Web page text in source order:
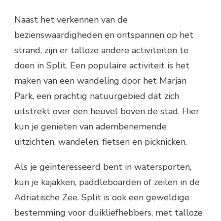
Naast het verkennen van de
bezienswaardigheden en ontspannen op het
strand, zijn er talloze andere activiteiten te
doen in Split. Een populaire activiteit is het
maken van een wandeling door het Marjan
Park, een prachtig natuurgebied dat zich
uitstrekt over een heuvel boven de stad. Hier
kun je genieten van adembenemende
uitzichten, wandelen, fietsen en picknicken.
Als je geïnteresseerd bent in watersporten,
kun je kajakken, paddleboarden of zeilen in de
Adriatische Zee. Split is ook een geweldige
bestemming voor duikliefhebbers, met talloze